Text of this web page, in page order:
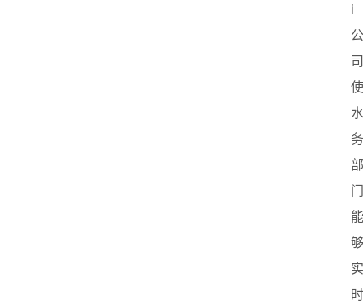
i
公
司
使
水
务
部
门
能
够
实
时